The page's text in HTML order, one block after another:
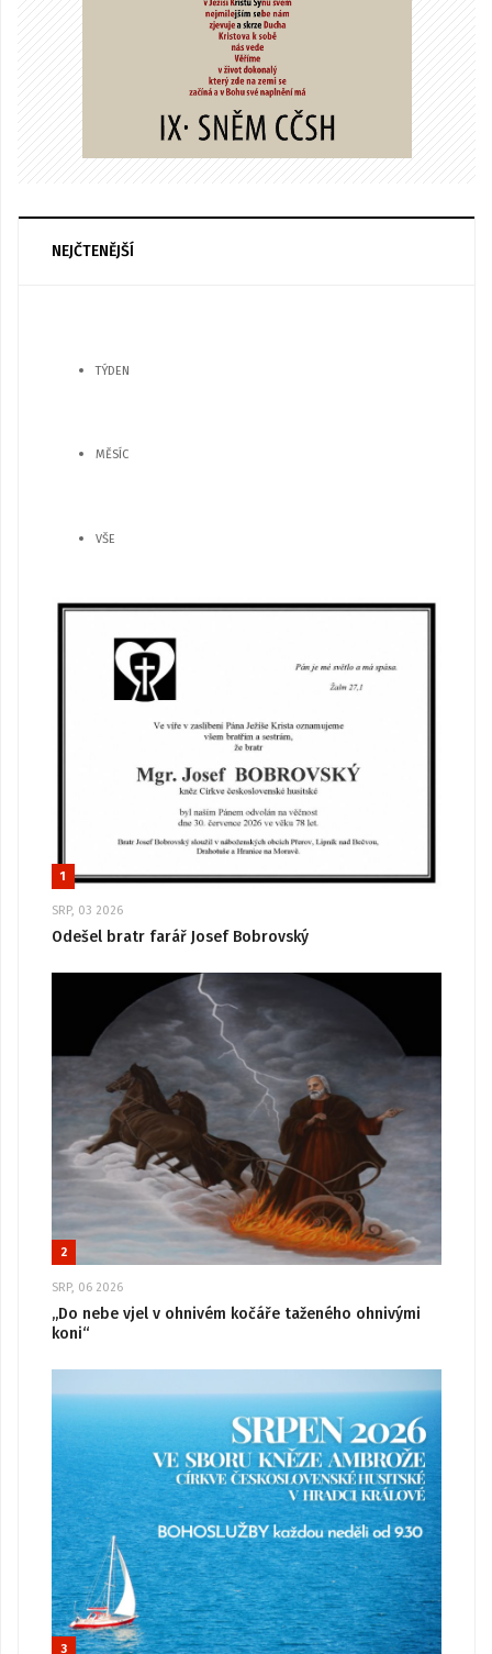
NEJČTENĚJŠÍ
TÝDEN
MĚSÍC
VŠE
1
SRP, 03 2026
Odešel bratr farář Josef Bobrovský
2
SRP, 06 2026
„Do nebe vjel v ohnivém kočáře taženého ohnivými
koni“
3